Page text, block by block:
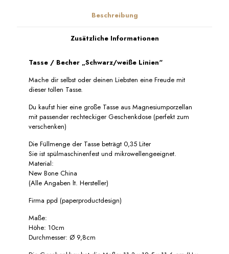
Beschreibung
Zusätzliche Informationen
Tasse / Becher „Schwarz/weiße Linien“
Mache dir selbst oder deinen Liebsten eine Freude mit
dieser tollen Tasse.
Du kaufst hier eine große Tasse aus Magnesiumporzellan
mit passender rechteckiger Geschenkdose (perfekt zum
verschenken)
Die Füllmenge der Tasse beträgt 0,35 Liter
Sie ist spülmaschinenfest und mikrowellengeeignet.
Material:
New Bone China
(Alle Angaben lt. Hersteller)
Firma ppd (paperproductdesign)
Maße:
Höhe: 10cm
Durchmesser: Ø 9,8cm